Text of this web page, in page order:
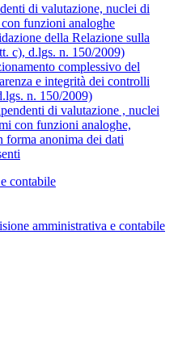
di valutazione, nuclei di
funzioni analoghe
della Relazione sulla
c), d.lgs. n. 150/2009)
complessivo del
e integrità dei controlli
n. 150/2009)
di valutazione , nuclei
con funzioni analoghe,
forma anonima dei dati
contabile
amministrativa e contabile